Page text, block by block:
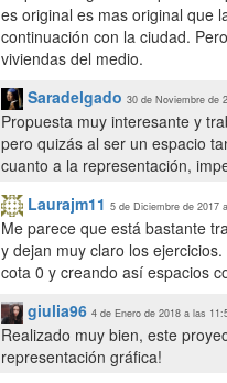
es original es mas original que
continuación con la ciudad.
viviendas del medio.
Saradelgado 30 de Noviembre de
Propuesta muy interesante y
pero quizás al ser un espacio
cuanto a la representación,
Laurajm11 5 de Diciembre de 2017
Me parece que está bastante
y dejan muy claro los
cota 0 y creando así espacios
giulia96 4 de Enero de 2018 a las
Realizado muy bien, este
representación gráfica!